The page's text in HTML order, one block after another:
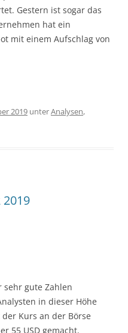
Gestern ist sogar das
hat ein
mit einem Aufschlag von
2019 unterAnalysen,
sehr gute Zahlen
in dieser Höhe
Kurs an der Börse
55 USD gemacht.